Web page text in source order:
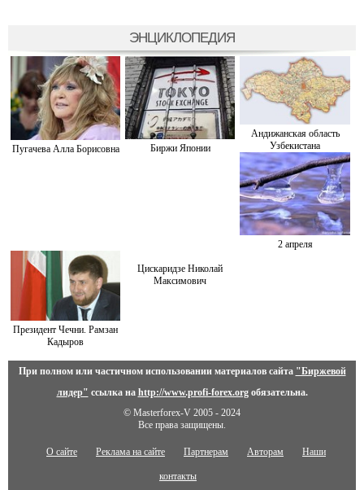
ЭНЦИКЛОПЕДИЯ
Пугачева Алла Борисовна Биржи Японии
Андижанская область
Узбекистана
2 апреля
Президент Чечни. Рамзан
Кадыров
Цискаридзе Николай
Максимович
При полном или частичном использовании материалов сайта "Биржевой
лидер" ссылка на http://www.profi-forex.orgобязательна.
© Masterforex-V 2005 - 2024
Все права защищены.
О сайте Реклама на сайте Партнерам Авторам Наши
контакты